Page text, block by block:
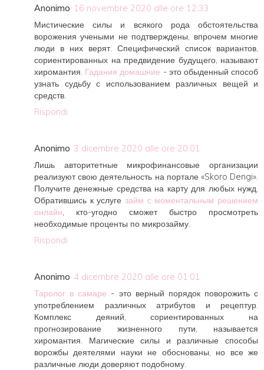
Anonimo 16 novembre 2020 alle ore 12:33
Мистические силы и всякого рода обстоятельства
ворожения учеными не подтверждены, впрочем многие
люди в них верят. Специфический список вариантов,
сориентированных на предвидение будущего, называют
хиромантия. Гадания домашние - это обыденный способ
узнать судьбу с использованием различных вещей и
средств.
Rispondi
Anonimo 3 dicembre 2020 alle ore 20:01
Лишь авторитетные микрофинансовые организации
реализуют свою деятельность на портале «Skoro Dengi».
Получите денежные средства на карту для любых нужд.
Обратившись к услуге займ с моментальным решением
онлайн, кто-угодно сможет быстро просмотреть
необходимые проценты по микрозайму.
Rispondi
Anonimo 4 dicembre 2020 alle ore 01:01
Таролог в самаре - это верный порядок поворожить с
употреблением различных атрибутов и рецептур.
Комплекс деяний, сориентированных на
прогнозирование жизненного пути, называется
хиромантия. Магические силы и различные способы
ворожбы деятелями науки не обоснованы, но все же
различные люди доверяют подобному.